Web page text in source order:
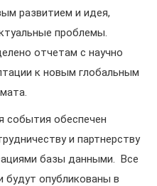
развитием и идея,
проблемы.
отчетам с научно
к новым глобальным
события обеспечен
и партнерству
базы данными. Все
будут опубликованы в